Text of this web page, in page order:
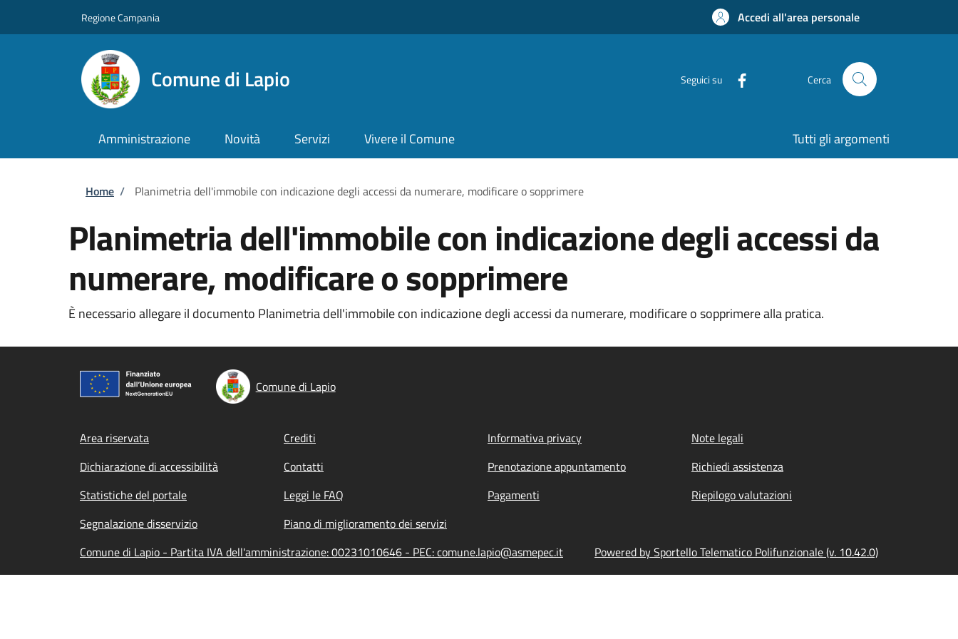
Regione Campania Accedi all'area personale
Comune di Lapio Seguici su Cerca
Amministrazione Novità Servizi Vivere il Comune Tutti gli argomenti
Briciole di pane
Home / Planimetria dell'immobile con indicazione degli accessi da numerare, modificare o sopprimere
Planimetria dell'immobile con indicazione degli accessi da
numerare, modificare o sopprimere
È necessario allegare il documento Planimetria dell'immobile con indicazione degli accessi da numerare, modificare o sopprimere alla pratica.
Comune di Lapio
Footer menu
Area riservata Crediti Informativa privacy
Note legali
Dichiarazione di accessibilità
Contatti Prenotazione appuntamento
Richiedi assistenza
Statistiche del portale
Leggi le FAQ Pagamenti
Riepilogo valutazioni
Segnalazione disservizio
Piano di miglioramento dei servizi
Comune di Lapio - Partita IVA dell'amministrazione: 00231010646 - PEC: comune.lapio@asmepec.it
Powered by Sportello Telematico Polifunzionale (v. 10.42.0)